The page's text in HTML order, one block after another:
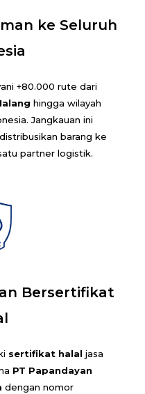
ke Seluruh
+80.000 rute dari
hingga wilayah
Jangkauan ini
barang ke
partner logistik.
Bersertifikat
sertifikat halal jasa
PT Papandayan
dengan nomor